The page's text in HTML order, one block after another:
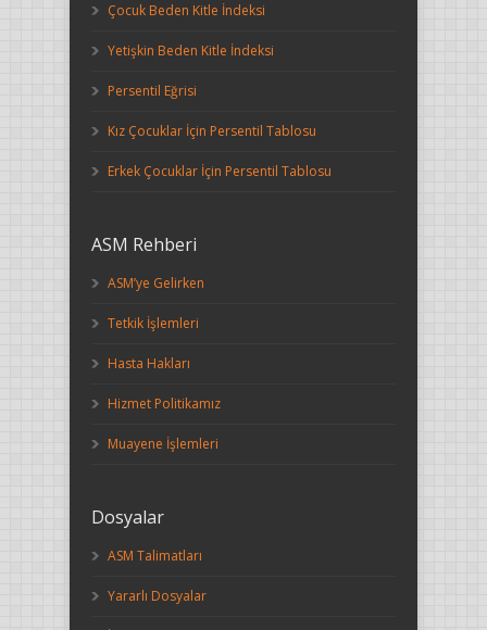
Çocuk Beden Kitle İndeksi
Yetişkin Beden Kitle İndeksi
Persentil Eğrisi
Kız Çocuklar İçin Persentil Tablosu
Erkek Çocuklar İçin Persentil Tablosu
ASM Rehberi
ASM’ye Gelirken
Tetkik İşlemleri
Hasta Hakları
Hizmet Politikamız
Muayene İşlemleri
Dosyalar
ASM Talimatları
Yararlı Dosyalar